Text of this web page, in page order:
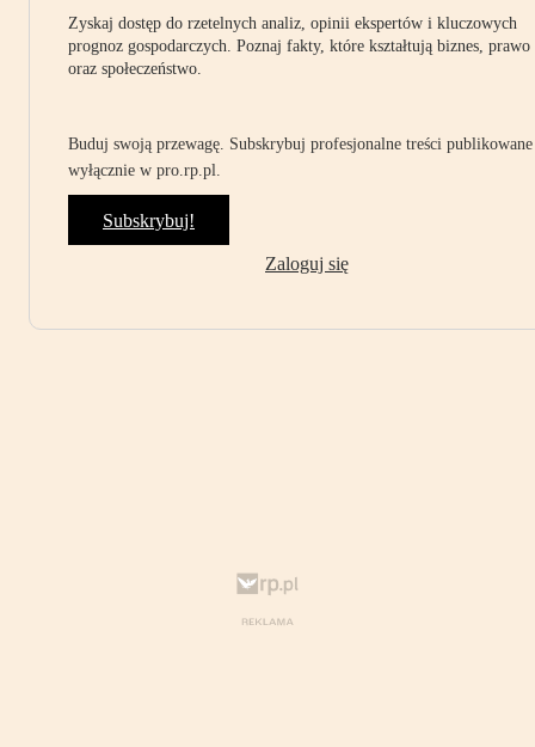
Zyskaj dostęp do rzetelnych analiz, opinii ekspertów i kluczowych
prognoz gospodarczych. Poznaj fakty, które kształtują biznes, prawo
oraz społeczeństwo.
Buduj swoją przewagę. Subskrybuj profesjonalne treści publikowane
wyłącznie w pro.rp.pl.
Subskrybuj!
Zaloguj się